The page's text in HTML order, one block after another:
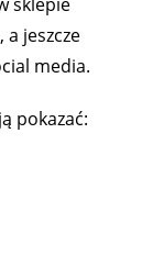
jeszcze
media.
pokazać: